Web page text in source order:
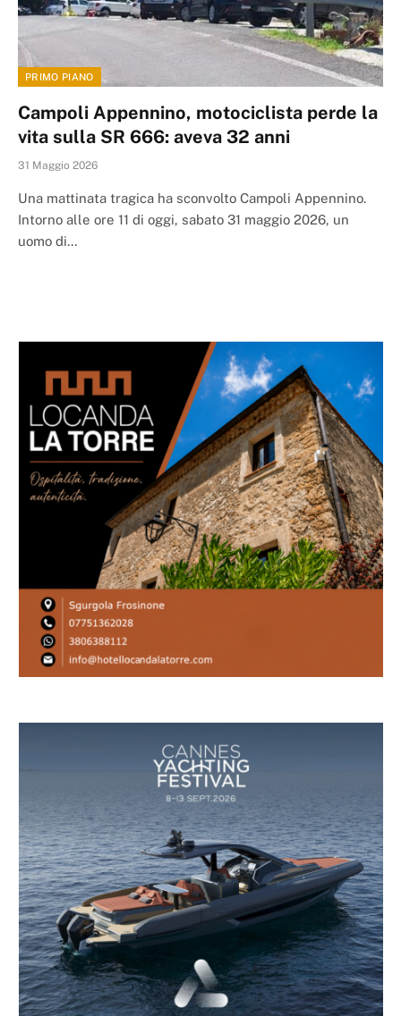
PRIMO PIANO
Campoli Appennino, motociclista perde la
vita sulla SR 666: aveva 32 anni
31 Maggio 2026
Una mattinata tragica ha sconvolto Campoli Appennino.
Intorno alle ore 11 di oggi, sabato 31 maggio 2026, un
uomo di…